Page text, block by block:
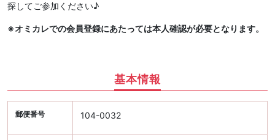
探してご参加ください♪
※オミカレでの会員登録にあたっては本人確認が必要となります。
基本情報
郵便番号 104-0032